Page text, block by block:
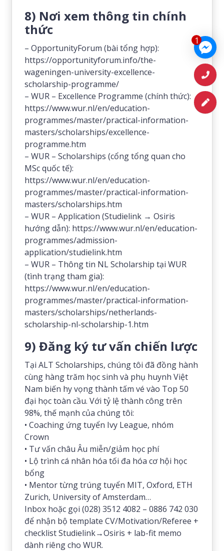
1
8) Nơi xem thông tin chính
thức
– OpportunityForum (bài tổng hợp):
https://opportunityforum.info/the-
wageningen-university-excellence-
scholarship-programme/
– WUR – Excellence Programme (chính thức):
https://www.wur.nl/en/education-
programmes/master/practical-information-
masters/scholarships/excellence-
programme.htm
– WUR – Scholarships (cổng tổng quan cho
MSc quốc tế):
https://www.wur.nl/en/education-
programmes/master/practical-information-
masters/scholarships.htm
– WUR – Application (Studielink → Osiris
hướng dẫn): https://www.wur.nl/en/education-
programmes/admission-
application/studielink.htm
– WUR – Thông tin NL Scholarship tại WUR
(tình trạng tham gia):
https://www.wur.nl/en/education-
programmes/master/practical-information-
masters/scholarships/netherlands-
scholarship-nl-scholarship-1.htm
9) Đăng ký tư vấn chiến lược
Tại ALT Scholarships, chúng tôi đã đồng hành
cùng hàng trăm học sinh và phụ huynh Việt
Nam biến hy vọng thành tấm vé vào Top 50
đại học toàn cầu. Với tỷ lệ thành công trên
98%, thế mạnh của chúng tôi:
• Coaching ứng tuyển Ivy League, nhóm
Crown
• Tư vấn châu Âu miễn/giảm học phí
• Lộ trình cá nhân hóa tối đa hóa cơ hội học
bổng
• Mentor từng trúng tuyển MIT, Oxford, ETH
Zurich, University of Amsterdam…
Inbox hoặc gọi (028) 3512 4082 – 0886 742 030
để nhận bộ template CV/Motivation/Referee +
checklist Studielink→Osiris + lab-fit memo
dành riêng cho WUR.